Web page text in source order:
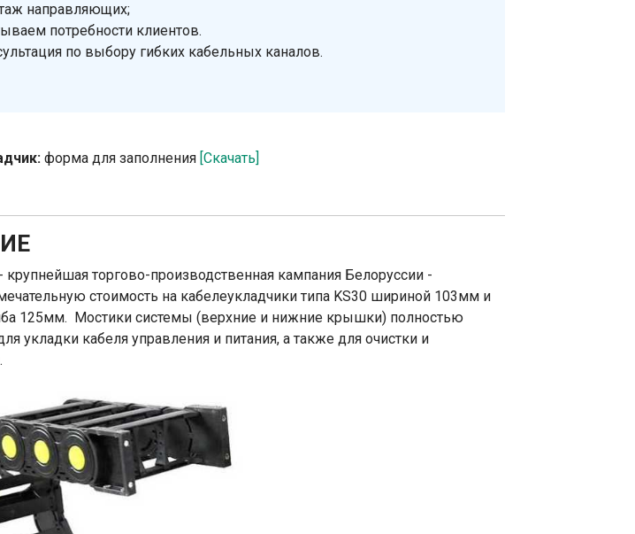
направляющих;
потребности клиентов.
по выбору гибких кабельных каналов.
форма для заполнения [Скачать]
торгово-производственная кампания Белоруссии -
стоимость на кабелеукладчики типа KS30 шириной 103мм и
125мм. Мостики системы (верхние и нижние крышки) полностью
укладки кабеля управления и питания, а также для очистки и